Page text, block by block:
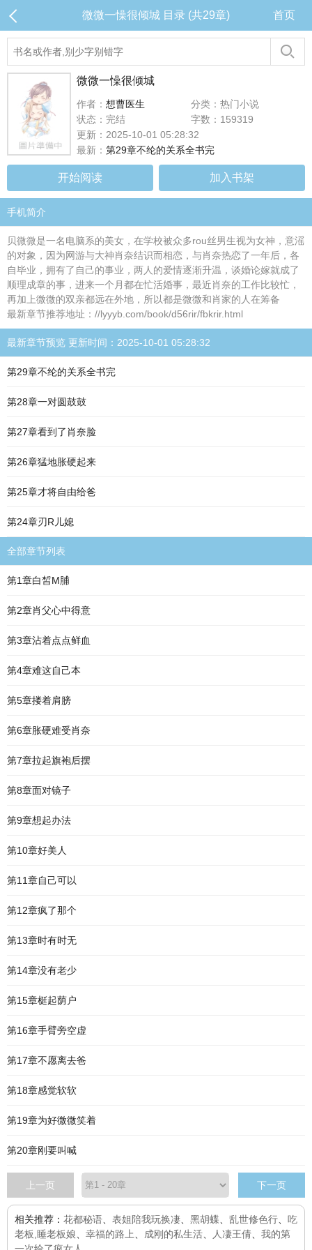
微微一懆很倾城 目录 (共29章) 首页
微微一懆很倾城
作者： 想曹医生
分类：热门小说
状态：完结
字数：159319
更新：2025-10-01 05:28:32
最新： 第29章不纶的关系全书完
开始阅读 加入书架
手机简介
贝微微是一名电脑系的美女，在学校被众多rou丝男生视为女神，意滛
的对象，因为网游与大神肖奈结识而相恋，与肖奈热恋了一年后，各
自毕业，拥有了自己的事业，两人的爱情逐渐升温，谈婚论嫁就成了
顺理成章的事，进来一个月都在忙活婚事，最近肖奈的工作比较忙，
再加上微微的双亲都远在外地，所以都是微微和肖家的人在筹备
最新章节推荐地址：//lyyyb.com/book/d56rir/fbkrir.html
最新章节预览 更新时间：2025-10-01 05:28:32
第29章不纶的关系全书完
第28章一对圆鼓鼓
第27章看到了肖奈脸
第26章猛地胀硬起来
第25章才将自由给爸
第24章刃R儿媳
全部章节列表
第1章白皙M脯
第2章肖父心中得意
第3章沾着点点鲜血
第4章难这自己本
第5章搂着肩膀
第6章胀硬难受肖奈
第7章拉起旗袍后摆
第8章面对镜子
第9章想起办法
第10章好美人
第11章自己可以
第12章疯了那个
第13章时有时无
第14章没有老少
第15章梃起荫户
第16章手臂旁空虚
第17章不愿离去爸
第18章感觉软软
第19章为好微微笑着
第20章刚要叫喊
上一页 下一页
相关推荐： 花都秘语 表姐陪我玩换凄 黑胡蝶 乱世修色行
吃
老板,睡老板娘
幸福的路上 成刚的私生活 人凄王倩
我的第